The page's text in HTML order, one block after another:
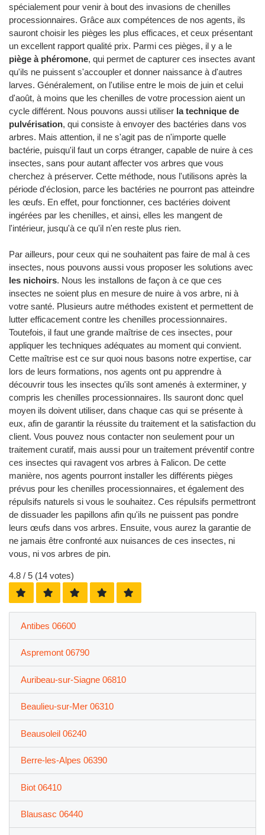
spécialement pour venir à bout des invasions de chenilles
processionnaires. Grâce aux compétences de nos agents, ils
sauront choisir les pièges les plus efficaces, et ceux présentant
un excellent rapport qualité prix. Parmi ces pièges, il y a le
piège à phéromone, qui permet de capturer ces insectes avant
qu'ils ne puissent s'accoupler et donner naissance à d'autres
larves. Généralement, on l'utilise entre le mois de juin et celui
d'août, à moins que les chenilles de votre procession aient un
cycle différent. Nous pouvons aussi utiliser la technique de
pulvérisation, qui consiste à envoyer des bactéries dans vos
arbres. Mais attention, il ne s'agit pas de n'importe quelle
bactérie, puisqu'il faut un corps étranger, capable de nuire à ces
insectes, sans pour autant affecter vos arbres que vous
cherchez à préserver. Cette méthode, nous l'utilisons après la
période d'éclosion, parce les bactéries ne pourront pas atteindre
les œufs. En effet, pour fonctionner, ces bactéries doivent
ingérées par les chenilles, et ainsi, elles les mangent de
l'intérieur, jusqu'à ce qu'il n'en reste plus rien.
Par ailleurs, pour ceux qui ne souhaitent pas faire de mal à ces
insectes, nous pouvons aussi vous proposer les solutions avec
les nichoirs. Nous les installons de façon à ce que ces
insectes ne soient plus en mesure de nuire à vos arbre, ni à
votre santé. Plusieurs autre méthodes existent et permettent de
lutter efficacement contre les chenilles processionnaires.
Toutefois, il faut une grande maîtrise de ces insectes, pour
appliquer les techniques adéquates au moment qui convient.
Cette maîtrise est ce sur quoi nous basons notre expertise, car
lors de leurs formations, nos agents ont pu apprendre à
découvrir tous les insectes qu'ils sont amenés à exterminer, y
compris les chenilles processionnaires. Ils sauront donc quel
moyen ils doivent utiliser, dans chaque cas qui se présente à
eux, afin de garantir la réussite du traitement et la satisfaction du
client. Vous pouvez nous contacter non seulement pour un
traitement curatif, mais aussi pour un traitement préventif contre
ces insectes qui ravagent vos arbres à Falicon. De cette
manière, nos agents pourront installer les différents pièges
prévus pour les chenilles processionnaires, et également des
répulsifs naturels si vous le souhaitez. Ces répulsifs permettront
de dissuader les papillons afin qu'ils ne puissent pas pondre
leurs œufs dans vos arbres. Ensuite, vous aurez la garantie de
ne jamais être confronté aux nuisances de ces insectes, ni
vous, ni vos arbres de pin.
4.8 / 5 (14 votes)
Antibes 06600
Aspremont 06790
Auribeau-sur-Siagne 06810
Beaulieu-sur-Mer 06310
Beausoleil 06240
Berre-les-Alpes 06390
Biot 06410
Blausasc 06440